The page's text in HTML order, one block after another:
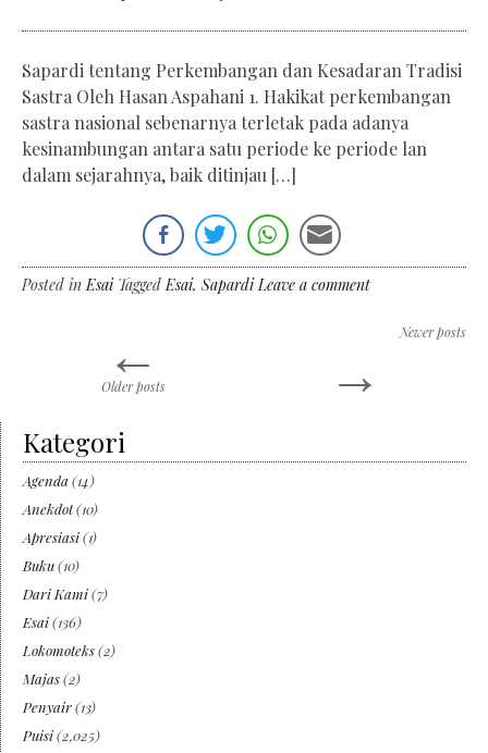
Sapardi tentang Perkembangan dan Kesadaran Tradisi
Sastra Oleh Hasan Aspahani 1. Hakikat perkembangan
sastra nasional sebenarnya terletak pada adanya
kesinambungan antara satu periode ke periode lan
dalam sejarahnya, baik ditinjau […]
Posted inEsai TaggedEsai, Sapardi Leave a comment
navigation
←
Older posts
Newer posts
→
Kategori
Agenda (14)
Anekdot(10)
Apresiasi(1)
Buku(10)
Dari Kami(7)
Esai(136)
Lokomoteks(2)
Majas(2)
Penyair(13)
Puisi(2,025)